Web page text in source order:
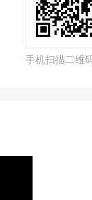
手机扫描二维